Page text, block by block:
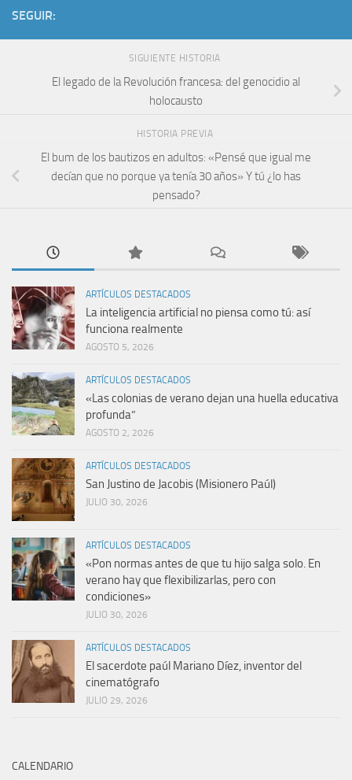
SEGUIR:
SIGUIENTE HISTORIA
El legado de la Revolución francesa: del genocidio al
holocausto
HISTORIA PREVIA
El bum de los bautizos en adultos: «Pensé que igual me
decían que no porque ya tenía 30 años» Y tú ¿lo has
pensado?
ARTÍCULOS DESTACADOS
La inteligencia artificial no piensa como tú: así
funciona realmente
AGOSTO 5, 2026
ARTÍCULOS DESTACADOS
«Las colonias de verano dejan una huella educativa
profunda”
AGOSTO 2, 2026
ARTÍCULOS DESTACADOS
San Justino de Jacobis (Misionero Paúl)
JULIO 30, 2026
ARTÍCULOS DESTACADOS
«Pon normas antes de que tu hijo salga solo. En
verano hay que flexibilizarlas, pero con
condiciones»
JULIO 30, 2026
ARTÍCULOS DESTACADOS
El sacerdote paúl Mariano Díez, inventor del
cinematógrafo
JULIO 29, 2026
CALENDARIO